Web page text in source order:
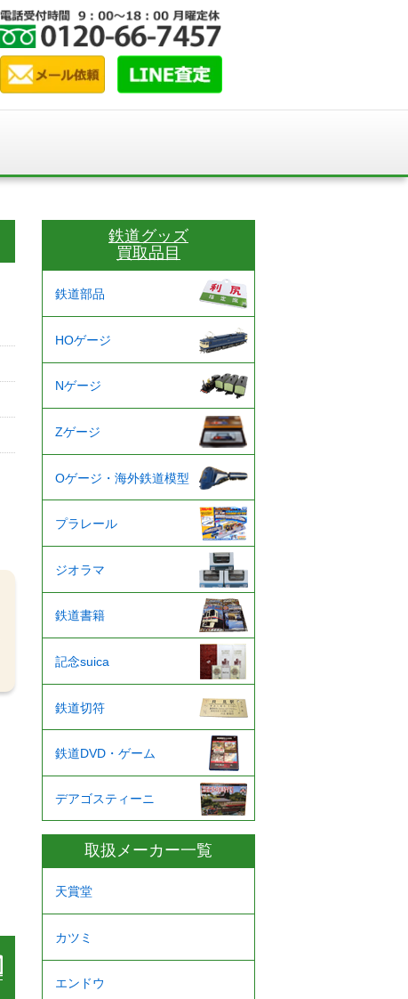
鉄道グッズ
買取品目
鉄道部品
HOゲージ
Nゲージ
Zゲージ
Oゲージ・海外鉄道模型
プラレール
ジオラマ
鉄道書籍
記念suica
鉄道切符
鉄道DVD・ゲーム
デアゴスティーニ
取扱メーカー一覧
天賞堂
カツミ
エンドウ